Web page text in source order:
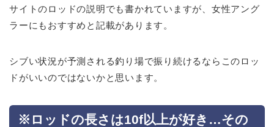
サイトのロッドの説明でも書かれていますが、女性アング
ラーにもおすすめと記載があります。
シブい状況が予測される釣り場で振り続けるならこのロッ
ドがいいのではないかと思います。
※ロッドの長さは10f以上が好き…その